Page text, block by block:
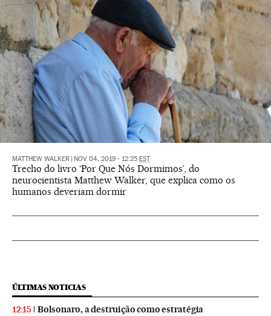
MATTHEW WALKER NOV 04, 2019 - 12:25 EST
Trecho do livro ‘Por Que Nós Dormimos’, do
neurocientista Matthew Walker, que explica como os
humanos deveriam dormir
ÚLTIMAS NOTICIAS
12:15 Bolsonaro, a destruição como estratégia